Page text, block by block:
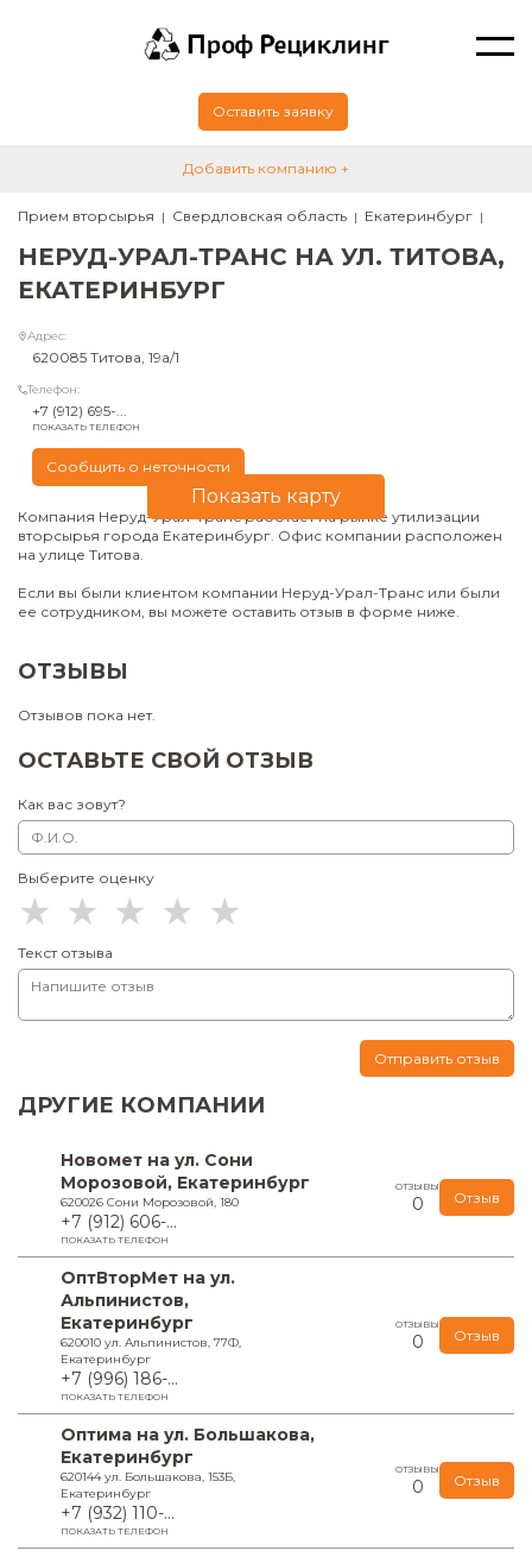
Оставить заявку
Добавить компанию +
Прием вторсырья Свердловская область Екатеринбург
НЕРУД-УРАЛ-ТРАНС НА УЛ. ТИТОВА,
ЕКАТЕРИНБУРГ
Адрес:
620085 Титова, 19а/1
Телефон:
+7 (912) 695-...
ПОКАЗАТЬ ТЕЛЕФОН
Сообщить о неточности
Показать карту
Компания Неруд-Урал-Транс работает на рынке утилизации
вторсырья города Екатеринбург. Офис компании расположен
на улице Титова.
Если вы были клиентом компании Неруд-Урал-Транс или были
ее сотрудником, вы можете оставить отзыв в форме ниже.
ОТЗЫВЫ
Отзывов пока нет.
ОСТАВЬТЕ СВОЙ ОТЗЫВ
Как вас зовут?
Выберите оценку
Текст отзыва
Отправить отзыв
ДРУГИЕ КОМПАНИИ
Новомет на ул. Сони
Морозовой, Екатеринбург
620026 Сони Морозовой, 180
+7 (912) 606-...
ПОКАЗАТЬ ТЕЛЕФОН
ОТЗЫВЫ
0 Отзыв
ОптВторМет на ул.
Альпинистов,
Екатеринбург
620010 ул. Альпинистов, 77Ф,
Екатеринбург
+7 (996) 186-...
ПОКАЗАТЬ ТЕЛЕФОН
ОТЗЫВЫ
0 Отзыв
Оптима на ул. Большакова,
Екатеринбург
620144 ул. Большакова, 153Б,
Екатеринбург
+7 (932) 110-...
ПОКАЗАТЬ ТЕЛЕФОН
ОТЗЫВЫ
0 Отзыв